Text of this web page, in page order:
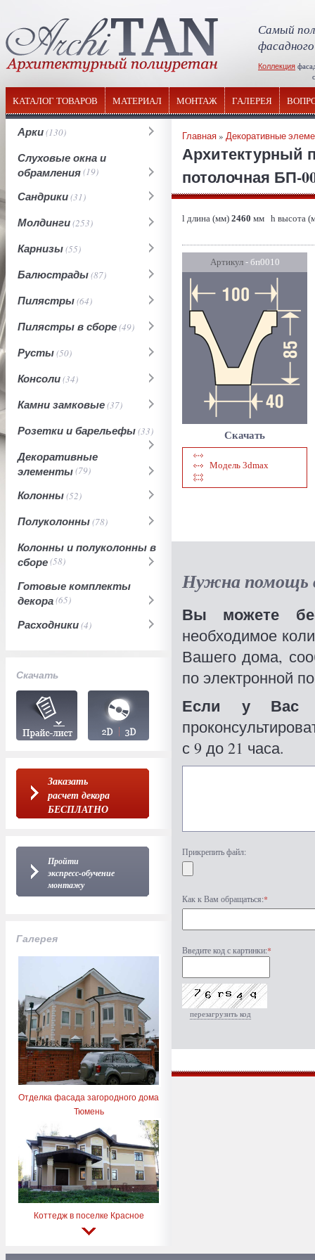
Самый
Коллекция
КАТАЛОГ ТОВАРОВ МАТЕРИАЛ МОНТАЖ ГАЛЕРЕЯ
Арки(130)
Слуховые окна и
обрамления(19)
Сандрики(31)
Молдинги(253)
Карнизы(55)
Балюстрады(87)
Пилястры(64)
Пилястры в сборе(49)
Русты(50)
Консоли(34)
Камни замковые(37)
Розетки и барельефы(33)
Декоративные
элементы(79)
Колонны(52)
Полуколонны(78)
Колонны и полуколонны в
сборе(58)
Готовые комплекты
декора(65)
Расходники(4)
Скачать
Заказать
расчет декора
БЕСПЛАТНО
Пройти
экспресс-обучение
монтажу
Галерея
Отделка фасада загородного дома
Тюмень
Коттедж в поселке Красное
Главная» Декоративные
Архитектурный
потолочная БП-
l длина (мм) 2460 мм h высота
Артикул- бп0010
Скачать
Модель 3dmax
Нужна помощь
Вы можете
необходимое
Вашего дома,
по электронной
Если у Вас
с 9 до 21 часа.
Прикрепить файл:
Как к Вам обращаться:*
Введите код с картинки:*
перезагрузить код